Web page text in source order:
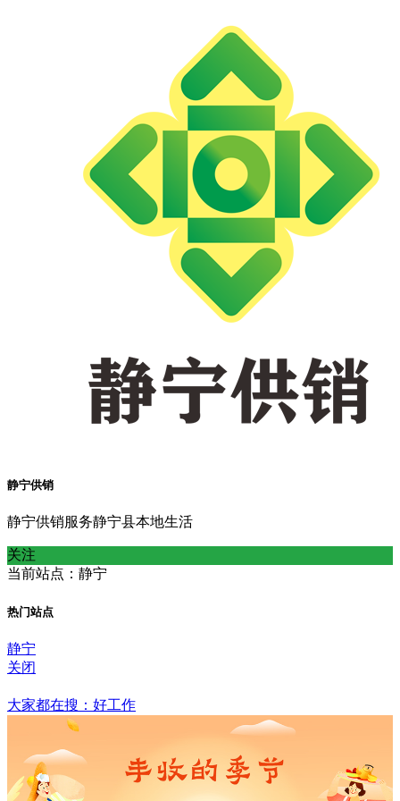
静宁供销
静宁供销服务静宁县本地生活
关注
当前站点：静宁
热门站点
静宁
关闭
大家都在搜：好工作